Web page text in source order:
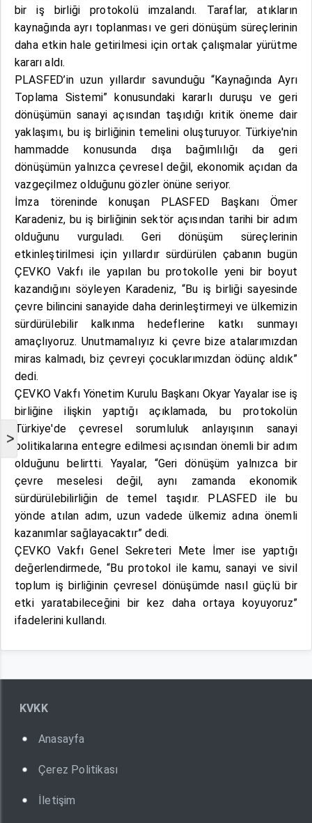
>
bir iş birliği protokolü imzalandı. Taraflar, atıkların
kaynağında ayrı toplanması ve geri dönüşüm süreçlerinin
daha etkin hale getirilmesi için ortak çalışmalar yürütme
kararı aldı.
PLASFED’in uzun yıllardır savunduğu “Kaynağında Ayrı
Toplama Sistemi” konusundaki kararlı duruşu ve geri
dönüşümün sanayi açısından taşıdığı kritik öneme dair
yaklaşımı, bu iş birliğinin temelini oluşturuyor. Türkiye'nin
hammadde konusunda dışa bağımlılığı da geri
dönüşümün yalnızca çevresel değil, ekonomik açıdan da
vazgeçilmez olduğunu gözler önüne seriyor.
İmza töreninde konuşan PLASFED Başkanı Ömer
Karadeniz, bu iş birliğinin sektör açısından tarihi bir adım
olduğunu vurguladı. Geri dönüşüm süreçlerinin
etkinleştirilmesi için yıllardır sürdürülen çabanın bugün
ÇEVKO Vakfı ile yapılan bu protokolle yeni bir boyut
kazandığını söyleyen Karadeniz, “Bu iş birliği sayesinde
çevre bilincini sanayide daha derinleştirmeyi ve ülkemizin
sürdürülebilir kalkınma hedeflerine katkı sunmayı
amaçlıyoruz. Unutmamalıyız ki çevre bize atalarımızdan
miras kalmadı, biz çevreyi çocuklarımızdan ödünç aldık”
dedi.
ÇEVKO Vakfı Yönetim Kurulu Başkanı Okyar Yayalar ise iş
birliğine ilişkin yaptığı açıklamada, bu protokolün
Türkiye'de çevresel sorumluluk anlayışının sanayi
politikalarına entegre edilmesi açısından önemli bir adım
olduğunu belirtti. Yayalar, “Geri dönüşüm yalnızca bir
çevre meselesi değil, aynı zamanda ekonomik
sürdürülebilirliğin de temel taşıdır. PLASFED ile bu
yönde atılan adım, uzun vadede ülkemiz adına önemli
kazanımlar sağlayacaktır” dedi.
ÇEVKO Vakfı Genel Sekreteri Mete İmer ise yaptığı
değerlendirmede, “Bu protokol ile kamu, sanayi ve sivil
toplum iş birliğinin çevresel dönüşümde nasıl güçlü bir
etki yaratabileceğini bir kez daha ortaya koyuyoruz”
ifadelerini kullandı.
KVKK
Anasayfa
Çerez Politikası
İletişim